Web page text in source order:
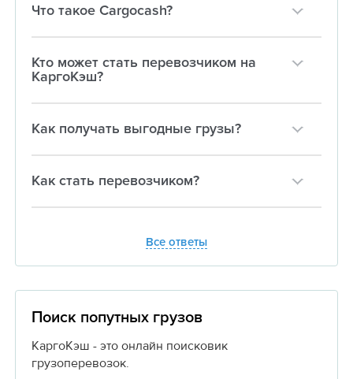
Что такое Cargocash?
Кто может стать перевозчиком на
КаргоКэш?
Как получать выгодные грузы?
Как стать перевозчиком?
Все ответы
Поиск попутных грузов
КаргоКэш - это онлайн поисковик
грузоперевозок.